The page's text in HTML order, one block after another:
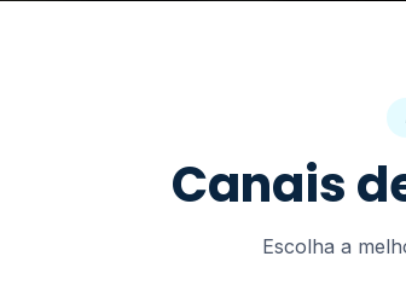
Canais
Escolha a